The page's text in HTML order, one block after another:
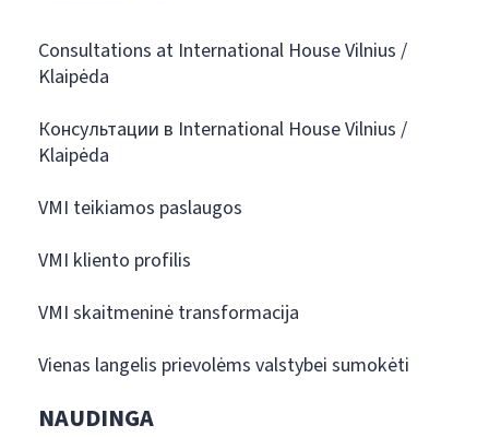
Consultations at International House Vilnius /
Klaipėda
Консультации в International House Vilnius /
Klaipėda
VMI teikiamos paslaugos
VMI kliento profilis
VMI skaitmeninė transformacija
Vienas langelis prievolėms valstybei sumokėti
NAUDINGA